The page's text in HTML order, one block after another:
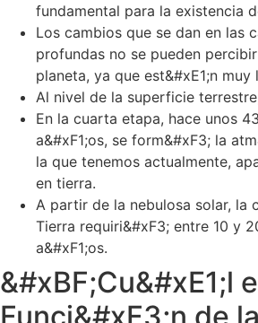
fundamental para la existencia
Los cambios que se dan en las
profundas no se pueden
planeta, ya que est&#xE1;n muy
Al nivel de la superficie
En la cuarta etapa, hace unos
a&#xF1;os, se form&#xF3; la
la que tenemos actualmente,
en tierra.
A partir de la nebulosa solar, la
Tierra requiri&#xF3; entre 10 y
a&#xF1;os.
&#xBF;Cu&#xE1;l